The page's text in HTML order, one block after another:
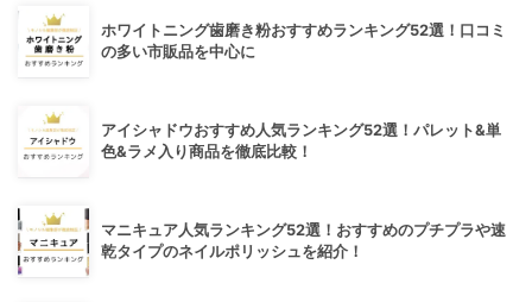
ホワイトニング歯磨き粉おすすめランキング52選！口コミ
の多い市販品を中心に
アイシャドウおすすめ人気ランキング52選！パレット&単
色&ラメ入り商品を徹底比較！
マニキュア人気ランキング52選！おすすめのプチプラや速
乾タイプのネイルポリッシュを紹介！